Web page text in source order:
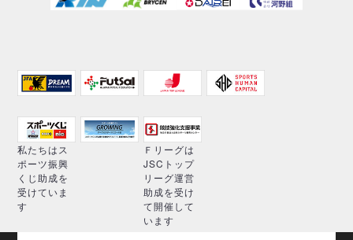
私たちはス
ポーツ振興
くじ助成を
受けていま
す
Ｆリーグは
JSCトップ
リーグ運営
助成を受け
て開催して
います